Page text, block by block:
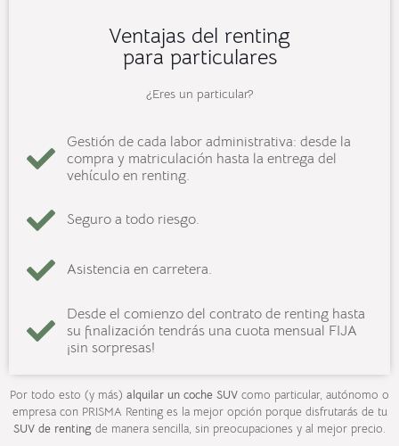
Ventajas del renting
para particulares
¿Eres un particular?
Gestión de cada labor administrativa: desde la
compra y matriculación hasta la entrega del
vehículo en renting.
Seguro a todo riesgo.
Asistencia en carretera.
Desde el comienzo del contrato de renting hasta
su finalización tendrás una cuota mensual FIJA
¡sin sorpresas!
Por todo esto (y más) alquilar un coche SUV como particular, autónomo o
empresa con PRISMA Renting es la mejor opción porque disfrutarás de tu
SUV de renting de manera sencilla, sin preocupaciones y al mejor precio.